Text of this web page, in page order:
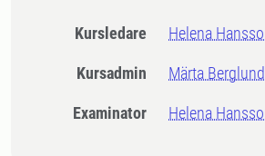
Kursledare Helena
Kursadmin Märta Berglund
Examinator Helena